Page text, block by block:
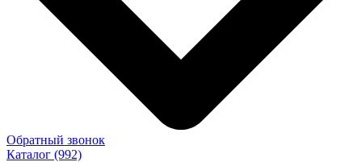
Обратный звонок
Каталог (992)